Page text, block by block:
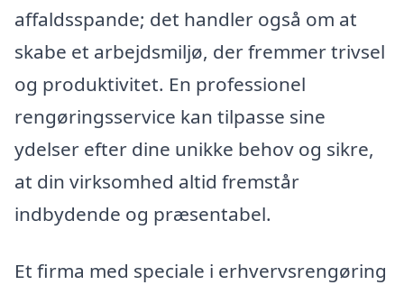
affaldsspande; det handler også om at
skabe et arbejdsmiljø, der fremmer trivsel
og produktivitet. En professionel
rengøringsservice kan tilpasse sine
ydelser efter dine unikke behov og sikre,
at din virksomhed altid fremstår
indbydende og præsentabel.
Et firma med speciale i erhvervsrengøring